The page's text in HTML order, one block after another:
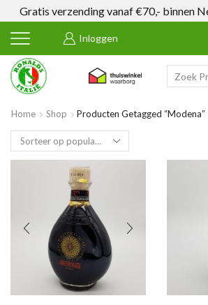
Gratis verzending vanaf €70,- binnen
Inloggen
Home Shop
Producten Getagged “Modena”